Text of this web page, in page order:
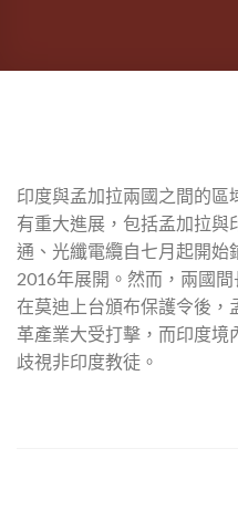
印度與孟加拉兩國之間的區
有重大進展，包括孟加拉與
通、光纖電纜自七月起開始
2016年展開。然而，兩國
在莫迪上台頒布保護令後，
革產業大受打擊，而印度
歧視非印度教徒。